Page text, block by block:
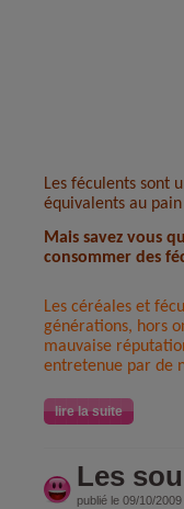
Les féculents sont
équivalents au
Mais savez vous
consommer des
Les céréales et
générations, hors
mauvaise
entretenue par de
lire la suite
Les
publié le 09/10/2009